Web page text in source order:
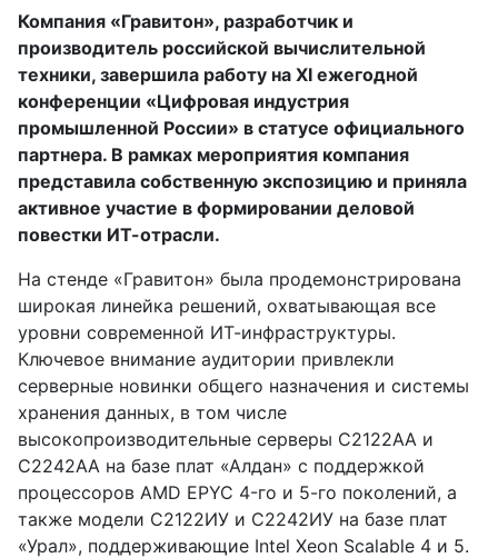
Компания «Гравитон», разработчик и
производитель российской вычислительной
техники, завершила работу на XI ежегодной
конференции «Цифровая индустрия
промышленной России» в статусе официального
партнера. В рамках мероприятия компания
представила собственную экспозицию и приняла
активное участие в формировании деловой
повестки ИТ-отрасли.
На стенде «Гравитон» была продемонстрирована
широкая линейка решений, охватывающая все
уровни современной ИТ-инфраструктуры.
Ключевое внимание аудитории привлекли
серверные новинки общего назначения и системы
хранения данных, в том числе
высокопроизводительные серверы С2122АА и
С2242АА на базе плат «Алдан» с поддержкой
процессоров AMD EPYC 4-го и 5-го поколений, а
также модели С2122ИУ и С2242ИУ на базе плат
«Урал», поддерживающие Intel Xeon Scalable 4 и 5.